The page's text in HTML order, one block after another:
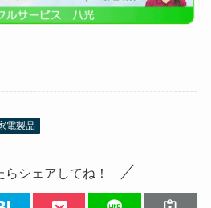
電製品
らシェアしてね！